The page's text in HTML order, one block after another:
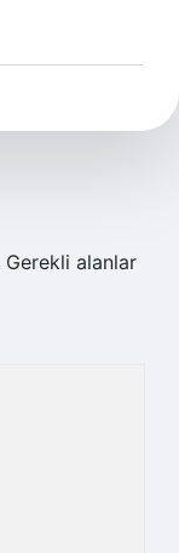
Gerekli alanlar